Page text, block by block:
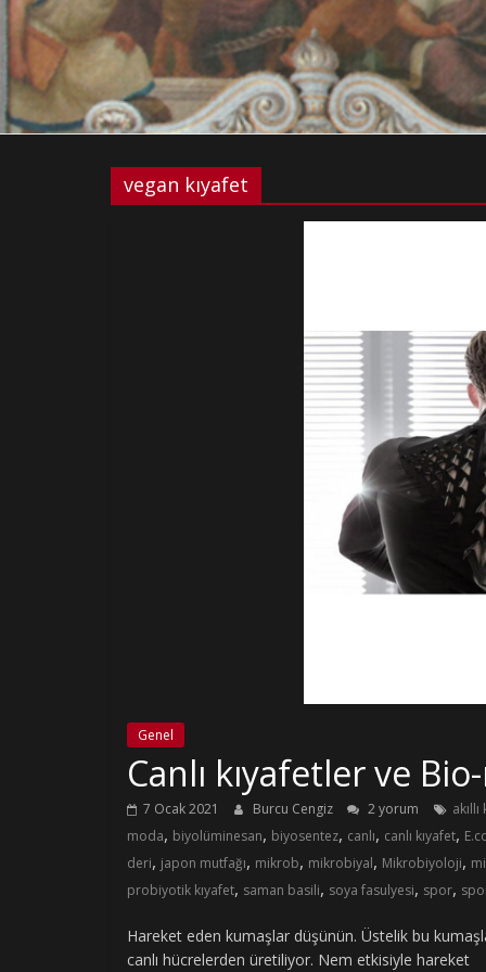
vegan kıyafet
Genel
Canlı kıyafetler ve
7 Ocak 2021 Burcu Cengiz 2 yorum
moda, biyolüminesan, biyosentez, canlı, canlı kıyafet,
deri, japon mutfağı, mikrob, mikrobiyal, Mikrobiyoloji,
probiyotik kıyafet, saman basili, soya fasulyesi, spor,
Hareket eden kumaşlar düşünün. Üstelik bu
canlı hücrelerden üretiliyor. Nem etkisiyle hareket